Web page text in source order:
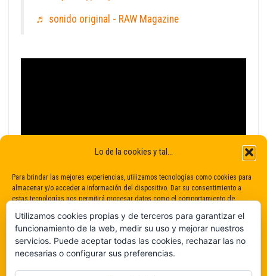
Lo de la cookies y tal...
Para brindar las mejores experiencias, utilizamos tecnologías como cookies para
almacenar y/o acceder a información del dispositivo. Dar su consentimiento a
estas tecnologías nos permitirá procesar datos como el comportamiento de
consentimiento puede afectar negativamente a determinadas características y
funciones.
♬ sonido original - RAW Magazine
Utilizamos cookies propias y de terceros para garantizar el
funcionamiento de la web, medir su uso y mejorar nuestros
servicios. Puede aceptar todas las cookies, rechazar las no
necesarias o configurar sus preferencias.